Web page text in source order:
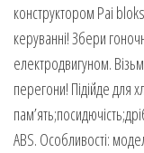
конструктором Pai
керуванні! Збери
електродвигуном.
перегони! Підійде для
ABS. Особливості: